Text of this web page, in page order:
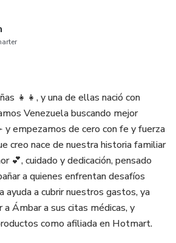
👧👧, y una de ellas nació con
Venezuela buscando mejor
y empezamos de cero con fe y fuerza
creo nace de nuestra historia familiar
💕, cuidado y dedicación, pensado
a quienes enfrentan desafíos
ayuda a cubrir nuestros gastos, ya
a Ámbar a sus citas médicas, y
como afiliada en Hotmart.